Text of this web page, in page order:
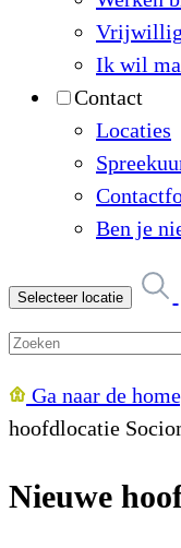
Ik wil
Contact
Locaties
Ben je
Selecteer locatie
Ga naar de
hoofdlocatie
Nieuwe